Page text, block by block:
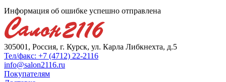
Информация об ошибке успешно отправлена
305001, Россия, г. Курск, ул. Карла Либкнехта, д.5
Тел/факс: +7 (4712) 22-2116
info@salon2116.ru
Покупателям